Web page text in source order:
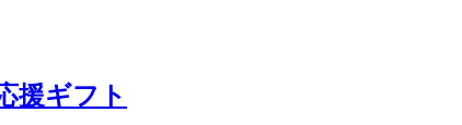
援ギフト